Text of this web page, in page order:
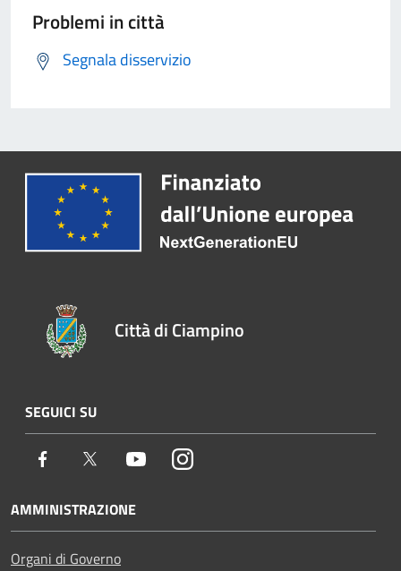
Problemi in città
Segnala disservizio
Città di Ciampino
SEGUICI SU
Facebook Twitter YoutubeInstagram
AMMINISTRAZIONE
Organi di Governo